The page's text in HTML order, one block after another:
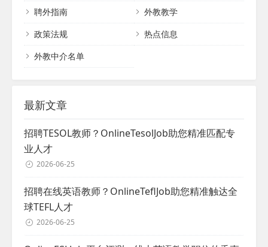
聘外指南
外教教学
政策法规
热点信息
外教中介名单
最新文章
招聘TESOL教师？OnlineTesolJob助您精准匹配专
业人才
2026-06-25
招聘在线英语教师？OnlineTeflJob助您精准触达全
球TEFL人才
2026-06-25